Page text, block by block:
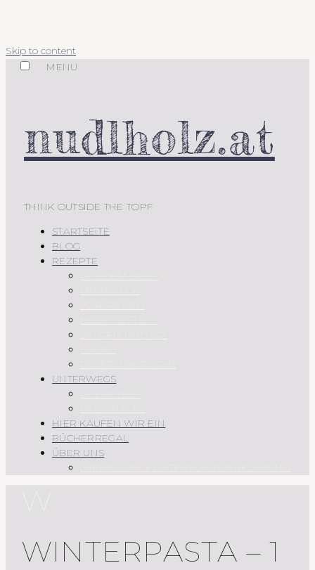
Skip to content
MENU
nudlholz.at
THINK OUTSIDE THE TOPF
STARTSEITE
BLOG
REZEPTE
UNTERWEGS
HIER KAUFEN WIR EIN
BÜCHERREGAL
ÜBER UNS
WINTERPASTA – 1